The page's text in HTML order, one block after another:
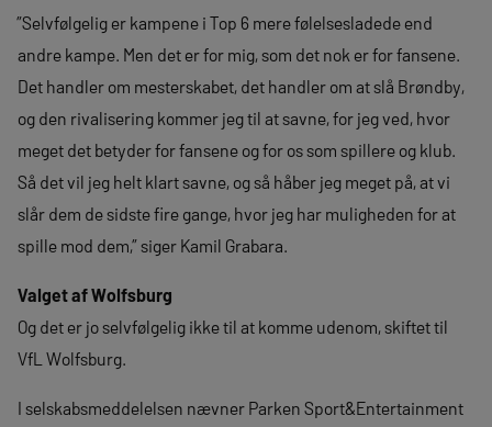
”Selvfølgelig er kampene i Top 6 mere følelsesladede end
andre kampe. Men det er for mig, som det nok er for fansene.
Det handler om mesterskabet, det handler om at slå Brøndby,
og den rivalisering kommer jeg til at savne, for jeg ved, hvor
meget det betyder for fansene og for os som spillere og klub.
Så det vil jeg helt klart savne, og så håber jeg meget på, at vi
slår dem de sidste fire gange, hvor jeg har muligheden for at
spille mod dem,” siger Kamil Grabara.
Valget af Wolfsburg
Og det er jo selvfølgelig ikke til at komme udenom, skiftet til
VfL Wolfsburg.
I selskabsmeddelelsen nævner Parken Sport&Entertainment